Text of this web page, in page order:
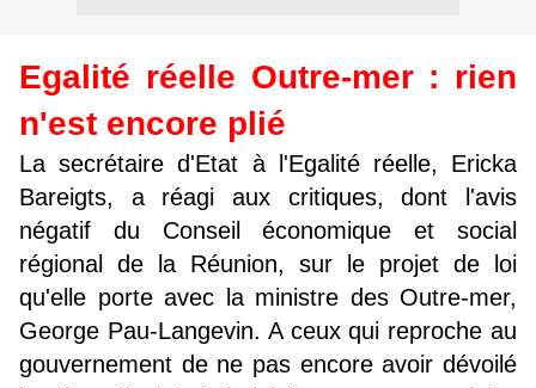
Egalité réelle Outre-mer : rien
n'est encore plié
La secrétaire d'Etat à l'Egalité réelle, Ericka
Bareigts, a réagi aux critiques, dont l'avis
négatif du Conseil économique et social
régional de la Réunion, sur le projet de loi
qu'elle porte avec la ministre des Outre-mer,
George Pau-Langevin. A ceux qui reproche au
gouvernement de ne pas encore avoir dévoilé